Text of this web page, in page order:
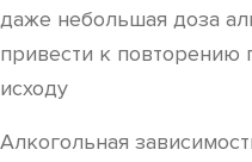
даже небольшая доза
привести к повторению
исходу
Алкогольная